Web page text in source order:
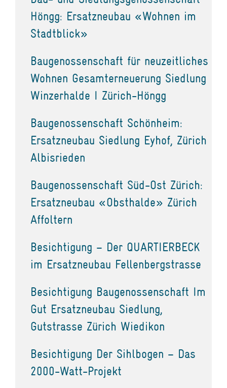
Höngg: Ersatzneubau «Wohnen im
Stadtblick»
Baugenossenschaft für neuzeitliches
Wohnen Gesamterneuerung Siedlung
Winzerhalde I Zürich-Höngg
Baugenossenschaft Schönheim:
Ersatzneubau Siedlung Eyhof, Zürich
Albisrieden
Baugenossenschaft Süd-Ost Zürich:
Ersatzneubau «Obsthalde» Zürich
Affoltern
Besichtigung – Der QUARTIERBECK
im Ersatzneubau Fellenbergstrasse
Besichtigung Baugenossenschaft Im
Gut Ersatzneubau Siedlung,
Gutstrasse Zürich Wiedikon
Besichtigung Der Sihlbogen – Das
2000-Watt-Projekt